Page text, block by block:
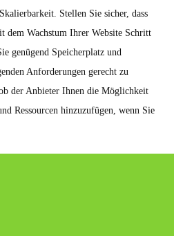
Stellen Sie sicher, dass
dem Wachstum Ihrer Website Schritt
genügend Speicherplatz und
Anforderungen gerecht zu
der Anbieter Ihnen die Möglichkeit
Ressourcen hinzuzufügen, wenn Sie